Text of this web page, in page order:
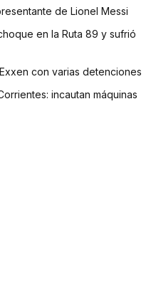
de Lionel Messi
en la Ruta 89 y sufrió
con varias detenciones
incautan máquinas